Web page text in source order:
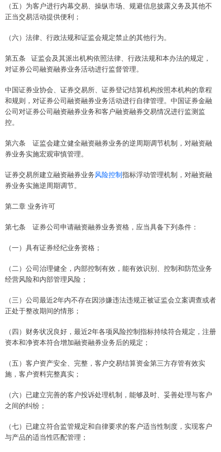
（五）为客户进行内幕交易、操纵市场、规避信息披露义务及其他不
正当交易活动提供便利；
（六）法律、行政法规和证监会规定禁止的其他行为。
第五条 证监会及其派出机构依照法律、行政法规和本办法的规定，
对证券公司融资融券业务活动进行监督管理。
中国证券业协会、证券交易所、证券登记结算机构按照本机构的章程
和规则，对证券公司融资融券业务活动进行自律管理。中国证券金融
公司对证券公司融资融券业务和客户融资融券交易情况进行监测监
控。
第六条 证监会建立健全融资融券业务的逆周期调节机制，对融资融
券业务实施宏观审慎管理。
证券交易所建立融资融券业务风险控制指标浮动管理机制，对融资融
券业务实施逆周期调节。
第二章 业务许可
第七条 证券公司申请融资融券业务资格，应当具备下列条件：
（一）具有证券经纪业务资格；
（二）公司治理健全，内部控制有效，能有效识别、控制和防范业务
经营风险和内部管理风险；
（三）公司最近2年内不存在因涉嫌违法违规正被证监会立案调查或者
正处于整改期间的情形；
（四）财务状况良好，最近2年各项风险控制指标持续符合规定，注册
资本和净资本符合增加融资融券业务后的规定；
（五）客户资产安全、完整，客户交易结算资金第三方存管有效实
施，客户资料完整真实；
（六）已建立完善的客户投诉处理机制，能够及时、妥善处理与客户
之间的纠纷；
（七）已建立符合监管规定和自律要求的客户适当性制度，实现客户
与产品的适当性匹配管理；